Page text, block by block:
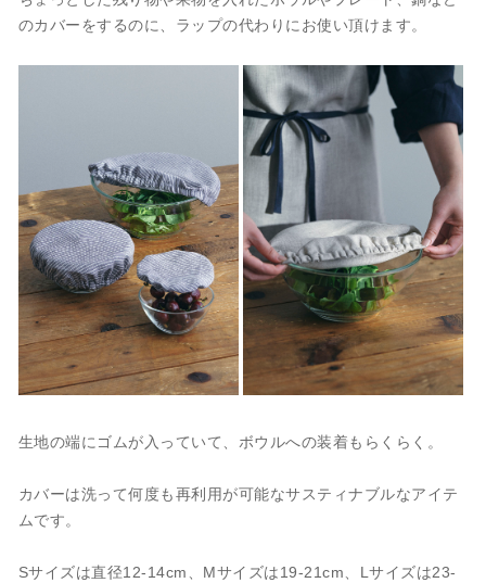
のカバーをするのに、ラップの代わりにお使い頂けます。
生地の端にゴムが入っていて、ボウルへの装着もらくらく。
カバーは洗って何度も再利用が可能なサスティナブルなアイテ
ムです。
Sサイズは直径12-14cm、Mサイズは19-21cm、Lサイズは23-